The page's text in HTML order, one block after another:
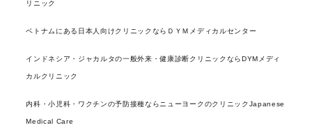
リニック
ベトナムにある日本人向けクリニックならＤＹＭメディカルセンター
インドネシア・ジャカルタの一般外来・健康診断クリニックならDYMメディ
カルクリニック
内科・小児科・ワクチンの予防接種ならニューヨークのクリニックJapanese
Medical Care